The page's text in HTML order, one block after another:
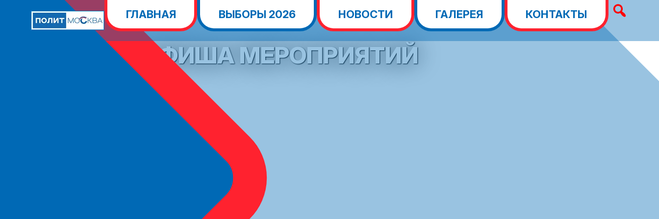
ГЛАВНАЯ ВЫБОРЫ 2026 НОВОСТИ ГАЛЕРЕЯ КОНТАКТЫ
АРХИВЫ: АФИША МЕРОПРИЯТИЙ